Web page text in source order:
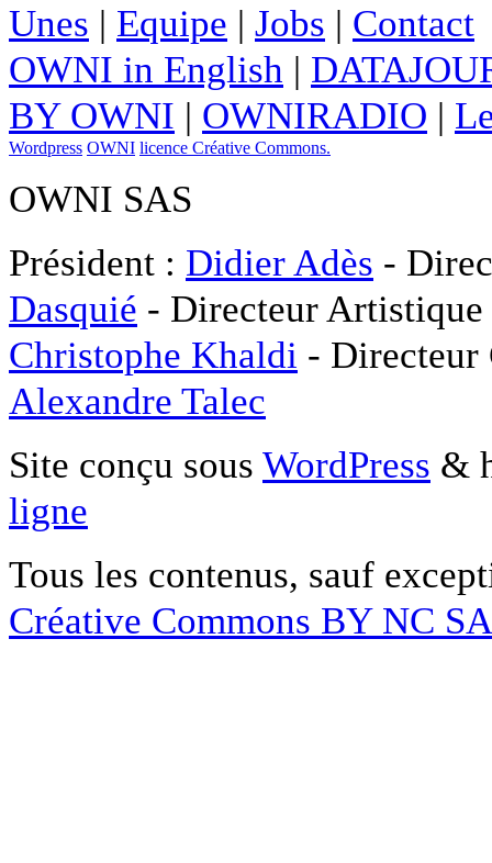
Unes | Equipe | Jobs | Contact
OWNI in English |
BY OWNI | OWNIRADIO |
Wordpress OWNI licence Créative Commons.
OWNI SAS
Président : Didier Adès -
Dasquié - Directeur
Christophe Khaldi -
Alexandre Talec
Site conçu sous WordPress &
ligne
Tous les contenus, sauf
Créative Commons BY NC SA